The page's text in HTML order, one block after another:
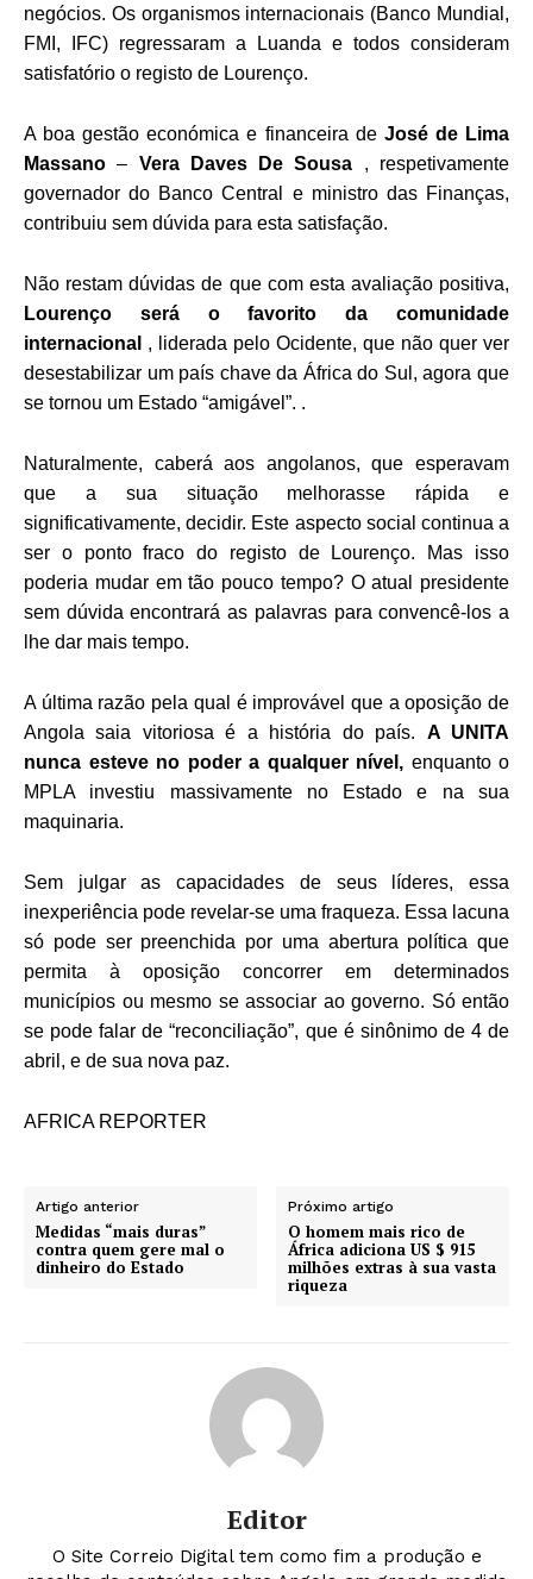
negócios. Os organismos internacionais (Banco Mundial,
FMI, IFC) regressaram a Luanda e todos consideram
satisfatório o registo de Lourenço.
A boa gestão económica e financeira de José de Lima
Massano – Vera Daves De Sousa , respetivamente
governador do Banco Central e ministro das Finanças,
contribuiu sem dúvida para esta satisfação.
Não restam dúvidas de que com esta avaliação positiva,
Lourenço será o favorito da comunidade
internacional , liderada pelo Ocidente, que não quer ver
desestabilizar um país chave da África do Sul, agora que
se tornou um Estado “amigável”. .
Naturalmente, caberá aos angolanos, que esperavam
que a sua situação melhorasse rápida e
significativamente, decidir. Este aspecto social continua a
ser o ponto fraco do registo de Lourenço. Mas isso
poderia mudar em tão pouco tempo? O atual presidente
sem dúvida encontrará as palavras para convencê-los a
lhe dar mais tempo.
A última razão pela qual é improvável que a oposição de
Angola saia vitoriosa é a história do país. A UNITA
nunca esteve no poder a qualquer nível, enquanto o
MPLA investiu massivamente no Estado e na sua
maquinaria.
Sem julgar as capacidades de seus líderes, essa
inexperiência pode revelar-se uma fraqueza. Essa lacuna
só pode ser preenchida por uma abertura política que
permita à oposição concorrer em determinados
municípios ou mesmo se associar ao governo. Só então
se pode falar de “reconciliação”, que é sinônimo de 4 de
abril, e de sua nova paz.
AFRICA REPORTER
Artigo anterior
Medidas “mais duras”
contra quem gere mal o
dinheiro do Estado
Próximo artigo
O homem mais rico de
África adiciona US $ 915
milhões extras à sua vasta
riqueza
Editor
O Site Correio Digital tem como fim a produção e